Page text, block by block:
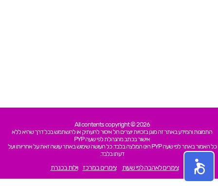
All contents copyright © 2026
התמונות והמידע באתר זה מוגן בזכויות יוצרים חל איסור להעתיק או להשתמש בכל דרך שהיא ללא
אישור בכתב מהנהלת לפי שעה PYP
כל האמור באתר לפי שעה PYP הינו המלצה בלבד. כל העושה שימוש באתר עושה זאת על אחריותו ועל
דעתו בלבד.
צימרים לאהבה לפי שעות צימרים במרכז וילות בכנרת